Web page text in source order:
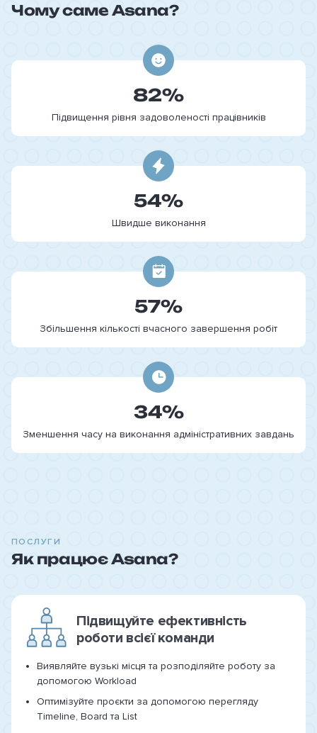
Чому саме Asana?
82%
Підвищення рівня задоволеності працівників
54%
Швидше виконання
57%
Збільшення кількості вчасного завершення робіт
34%
Зменшення часу на виконання адміністративних завдань
ПОСЛУГИ
Як працює Asana?
Підвищуйте ефективність
роботи всієї команди
Виявляйте вузькі місця та розподіляйте роботу за
допомогою Workload
Оптимізуйте проєкти за допомогою перегляду
Timeline, Board та List